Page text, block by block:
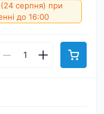
(24 серпня) при
до 16:00